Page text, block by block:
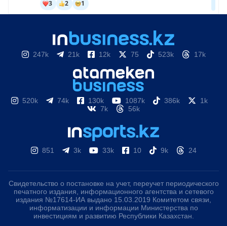
247k 21k 12k 75 523k 17k
520k 74k 130k 1087k 386k
1k
7k
56k
851 3k 33k 10 9k 24
Свидетельство о постановке на учет, переучет периодического
печатного издания, информационного агентства и сетевого
издания №17614-ИА выдано 15.03.2019 Комитетом связи,
информатизации и информации Министерства по
инвестициям и развитию Республики Казахстан.